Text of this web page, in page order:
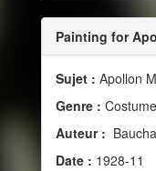
Painting for
Sujet : Apollon
Genre : Costume
Auteur :
Date : 1928-11